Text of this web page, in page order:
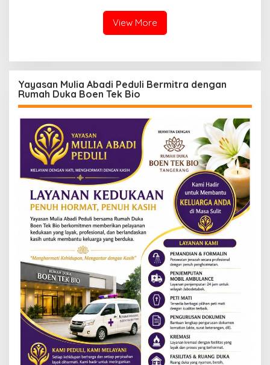
View More
Yayasan Mulia Abadi Peduli Bermitra dengan
Rumah Duka Boen Tek Bio